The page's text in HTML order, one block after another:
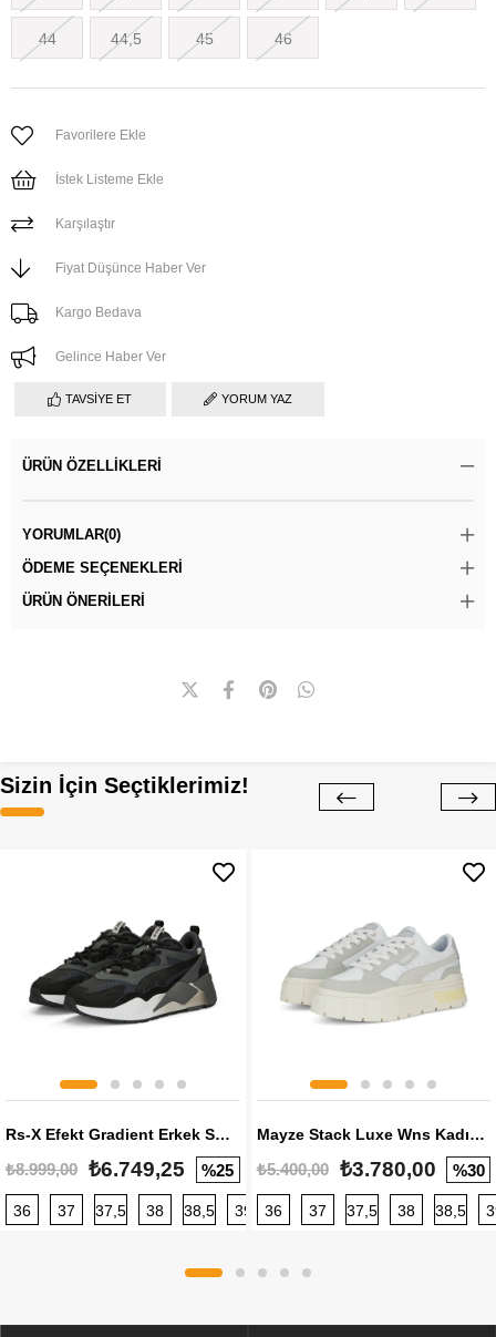
44 44,5 45 46
Favorilere Ekle
İstek Listeme Ekle
Karşılaştır
Fiyat Düşünce Haber Ver
Kargo Bedava
Gelince Haber Ver
TAVSIYE ET YORUM YAZ
ÜRÜN ÖZELLIKLERI
YORUMLAR(0)
ÖDEME SEÇENEKLERI
ÜRÜN ÖNERILERI
Sizin İçin Seçtiklerimiz!
Rs-X Efekt Gradient Erkek Sneaker
₺8.999,00 ₺6.749,25 %25
36 37 37,5 38 38,5 39 40 40,5 41 42 42,5
Mayze Stack Luxe Wns Kadın Sneaker
₺5.400,00 ₺3.780,00 %30
36 37 37,5 38 38,5